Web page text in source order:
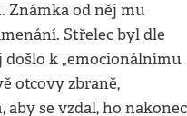
Známka od něj mu
Střelec byl dle
k „emocionálnímu
otcovy zbraně,
se vzdal, ho nakonec